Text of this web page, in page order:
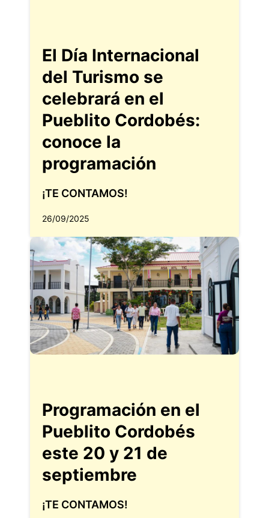
El Día Internacional
del Turismo se
celebrará en el
Pueblito Cordobés:
conoce la
programación
¡TE CONTAMOS!
26/09/2025
Programación en el
Pueblito Cordobés
este 20 y 21 de
septiembre
¡TE CONTAMOS!